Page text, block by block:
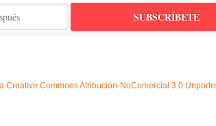
Creative Commons Atribución-NoComercial 3.0